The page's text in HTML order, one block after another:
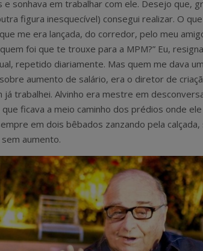
e sonhava em trabalhar com ele. Desejo que,
figura inesquecível) consegui realizar. O
me era lançada, do corredor, pelo meu
foi que te trouxe para a MPM?” Eu,
repetido diariamente. Mas quem me dava
aumento de salário, era o diretor de
já trabalhei. Alvinho era mestre em
que ficava a meio caminho dos prédios onde
em dois bêbados zanzando pela
aumento.